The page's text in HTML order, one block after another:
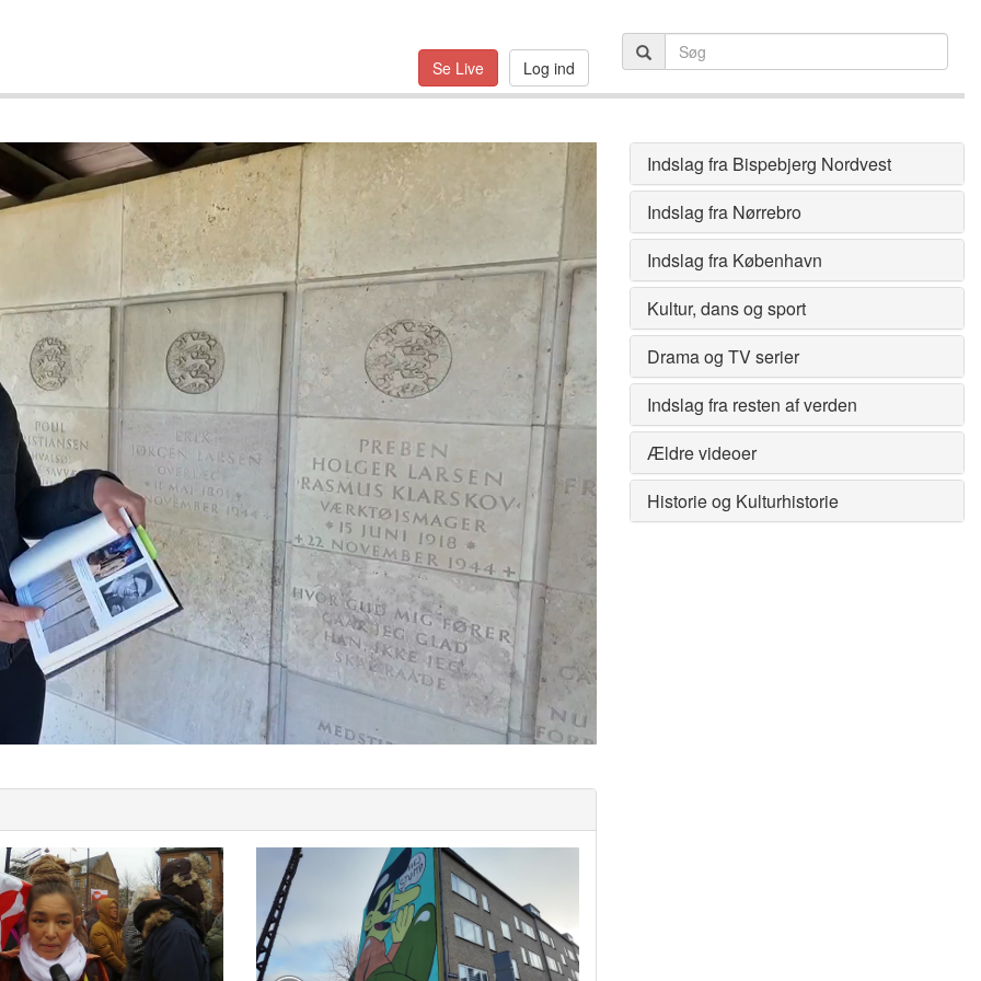
Se Live Log ind
Indslag fra Bispebjerg Nordvest
Indslag fra Nørrebro
Indslag fra København
Kultur, dans og sport
Drama og TV serier
Indslag fra resten af verden
Ældre videoer
Historie og Kulturhistorie